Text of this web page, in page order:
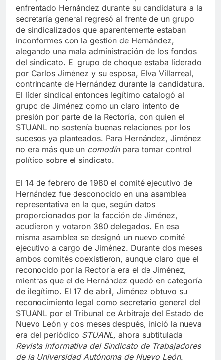
En aquel mes, la coalición a la que se había
enfrentado Hernández durante su candidatura a la
secretaría general regresó al frente de un grupo
de sindicalizados que aparentemente estaban
inconformes con la gestión de Hernández,
alegando una mala administración de los fondos
del sindicato. El grupo de choque estaba liderado
por Carlos Jiménez y su esposa, Elva Villarreal,
contrincante de Hernández durante la candidatura.
El líder sindical entonces legítimo catalogó al
grupo de Jiménez como un claro intento de
presión por parte de la Rectoría, con quien el
STUANL no sostenía buenas relaciones por los
sucesos ya planteados. Para Hernández, Jiménez
no era más que uncomodín
El 14 de febrero de 1980 el comité ejecutivo de
Hernández fue desconocido en una asamblea
representativa en la que, según datos
proporcionados por la facción de Jiménez,
acudieron y votaron 380 delegados. En esa
misma asamblea se designó un nuevo comité
ejecutivo a cargo de Jiménez. Durante dos meses
ambos comités coexistieron, aunque claro que el
reconocido por la Rectoría era el de Jiménez,
mientras que el de Hernández quedó en categoría
de ilegítimo. El 17 de abril, Jiménez obtuvo su
reconocimiento legal como secretario general del
STUANL por el Tribunal de Arbitraje del Estado de
Nuevo León y dos meses después, inició la nueva
era del periódicoSTUANL,ahora subtitulada
Revista informativa del Sindicato de Trabajadores